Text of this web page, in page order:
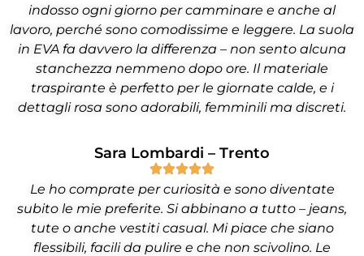
indosso ogni giorno per camminare e anche al
lavoro, perché sono comodissime e leggere. La suola
in EVA fa davvero la differenza – non sento alcuna
stanchezza nemmeno dopo ore. Il materiale
traspirante è perfetto per le giornate calde, e i
dettagli rosa sono adorabili, femminili ma discreti.
Sara Lombardi – Trento
Le ho comprate per curiosità e sono diventate
subito le mie preferite. Si abbinano a tutto – jeans,
tute o anche vestiti casual. Mi piace che siano
flessibili, facili da pulire e che non scivolino. Le